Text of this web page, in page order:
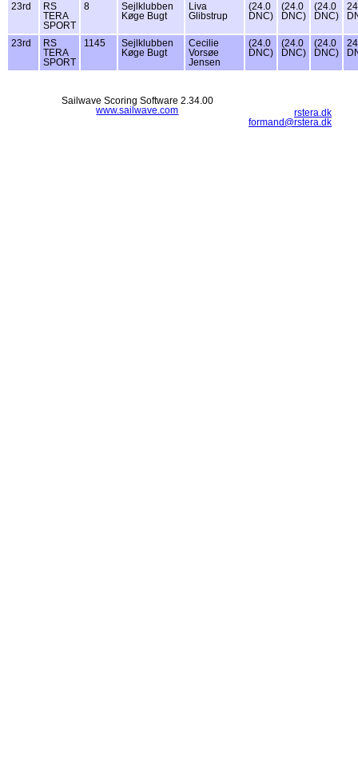
23rd
RS
TERA
SPORT
8
Sejlklubben
Køge Bugt
Liva
Glibstrup
(24.0
DNC)
(24.0
DNC)
(24.0
DNC)
23rd
RS
TERA
SPORT
1145
Sejlklubben
Køge Bugt
Cecilie
Vorsøe
Jensen
(24.0
DNC)
(24.0
DNC)
(24.0
DNC)
rstera.dk
formand@rstera.dk
Sailwave Scoring Software 2.34.00
www.sailwave.com